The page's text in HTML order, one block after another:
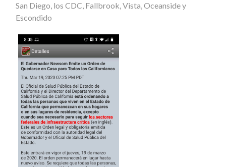
San Diego, los CDC, Fallbrook, Vista, Oceanside y
Escondido